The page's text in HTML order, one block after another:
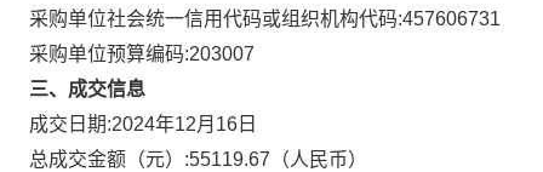
采购单位社会统一信用代码或组织机构代码:457606731
采购单位预算编码:203007
三、成交信息
成交日期:2024年12月16日
总成交金额（元）:55119.67 （人民币）